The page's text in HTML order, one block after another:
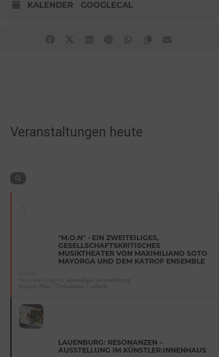
KALENDER GOOGLECAL
Veranstaltungen heute
"M.O.N" - EIN ZWEITEILIGES,
GESELLSCHAFTSKRITISCHES
MUSIKTHEATER VON MAXIMILIANO SOTO
MAYORGA UND DEM KATROF ENSEMBLE
LAUENBURG: RESONANZEN –
AUSSTELLUNG IM KÜNSTLER:INNENHAUS